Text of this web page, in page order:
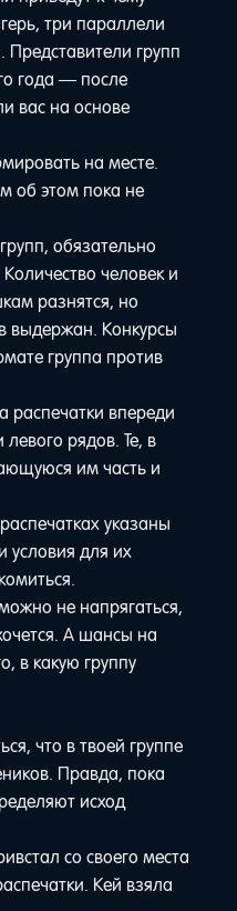
три параллели
Представители групп
года — после
вас на основе
на месте.
об этом пока не
обязательно
человек и
разнятся, но
выдержан. Конкурсы
группа против
впереди
рядов. Те, в
им часть и
указаны
условия для их
не напрягаться,
А шансы на
в какую группу
что в твоей группе
Правда, пока
исход
со своего места
Кей взяла